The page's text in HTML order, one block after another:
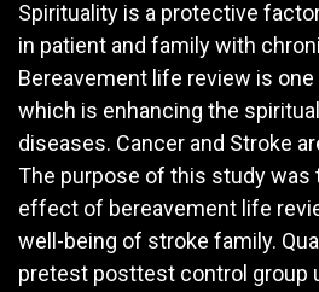
Spirituality is a protective
in patient and family with
Bereavement life review is
which is enhancing the
diseases. Cancer and Stroke
The purpose of this study was
effect of bereavement life
well-being of stroke family.
pretest posttest control group